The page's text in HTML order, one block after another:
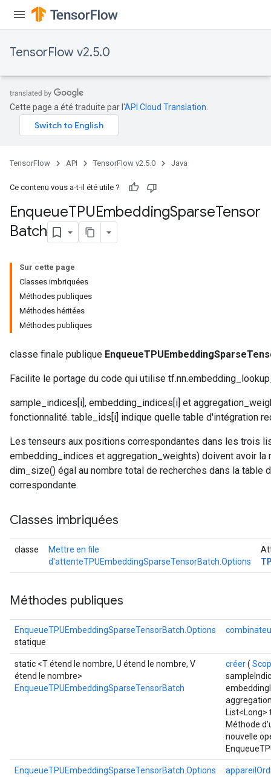
TensorFlow v2.5.0
Cette page a été traduite par l'API Cloud Translation
TensorFlow API TensorFlow v2.5.0 Java
Ce contenu vous a-t-il été utile ?
EnqueueTPUEmbeddingSparseTensor
Batch
Sur cette page
Classes imbriquées
Méthodes publiques
Méthodes héritées
Méthodes publiques
classe finale publique
Facilite le portage du code qui utilise
sample_indices[i], embedding_indices[i] et
fonctionnalité. table_ids[i] indique quelle table d'intégration
Les tenseurs aux positions correspondantes dans les trois
embedding_indices et aggregation_weights) doivent avoir
dim_size() égal au nombre total de recherches dans la table
correspondante.
Classes imbriquées
classe
Mettre en file
d'attenteTPUEmbeddingSparseTensorBatch.Options
Méthodes publiques
EnqueueTPUEmbeddingSparseTensorBatch.Options
statique
static <T étend le nombre, U étend le nombre, V
étend le nombre>
EnqueueTPUEmbeddingSparseTensorBatch
créer(
List<Long>
Méthode
nouvelle
EnqueueTPUEmbeddingSparseTensorBatch.Options